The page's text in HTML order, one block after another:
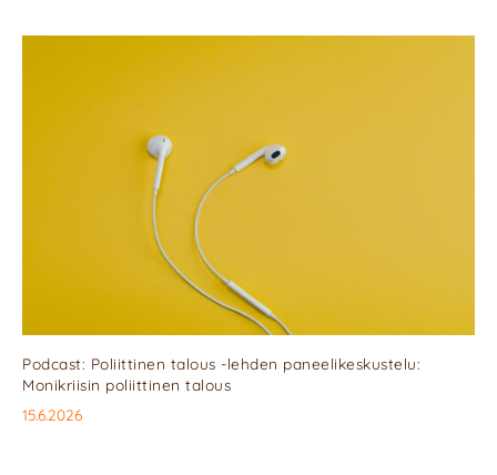
Podcast: Poliittinen talous -lehden paneelikeskustelu:
Monikriisin poliittinen talous
15.6.2026